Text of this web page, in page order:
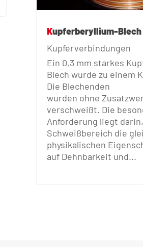
Kupferberyllium-
Kupferverbindungen
Ein 0,3 mm starkes
Blech wurde zu einem
Die Blechenden
wurden ohne
verschweißt. Die
Anforderung liegt
Schweißbereich die
physikalischen
auf Dehnbarkeit und...